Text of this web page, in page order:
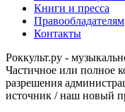
Книги и пресса
Правообладателям
Контакты
Роккульт.ру -
Частичное или полное
разрешения
источник / наш новый